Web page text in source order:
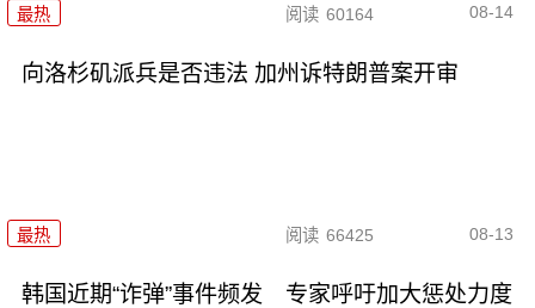
最热 阅读 60164 08-14
向洛杉矶派兵是否违法 加州诉特朗普案开审
最热 阅读 66425 08-13
韩国近期“诈弹”事件频发 专家呼吁加大惩处力度